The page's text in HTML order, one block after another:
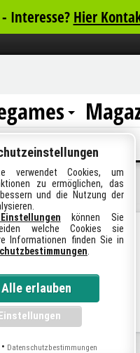
Interesse? Hier
"
den Markt
. Das Setting und
auch Waschbär
verwendet Cookies, um
zu ermöglichen, das
und die Nutzung der
können Sie
welche Cookies sie
Informationen finden Sie in
• Datenschutzbestimmungen